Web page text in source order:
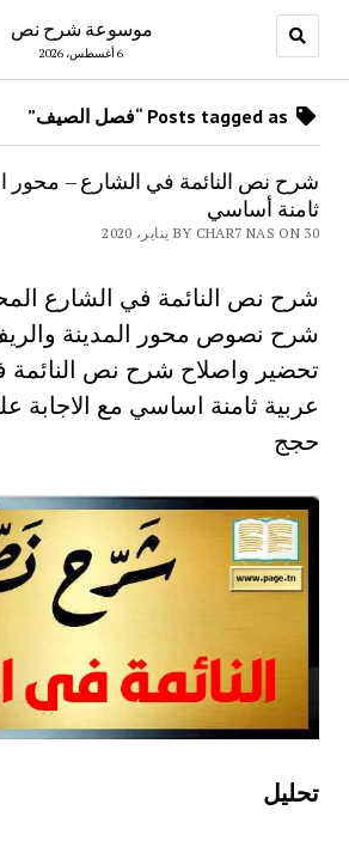
موسوعة شرح نص
6 أغسطس، 2026
شرح نص النائمة في الشارع – محور
ثامنة أساسي
BY CHAR7 NAS ON 30 يناير، 2020
شرح نصوص محور المدينة والريف 8
تحضير واصلاح شرح نص النائمة
عربية ثامنة اساسي مع الاجابة
حجج
تحليل